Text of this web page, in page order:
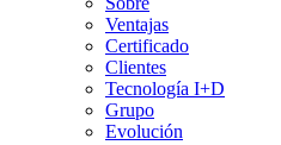
Ventajas
Certificado
Clientes
Tecnología I+D
Grupo
Evolución